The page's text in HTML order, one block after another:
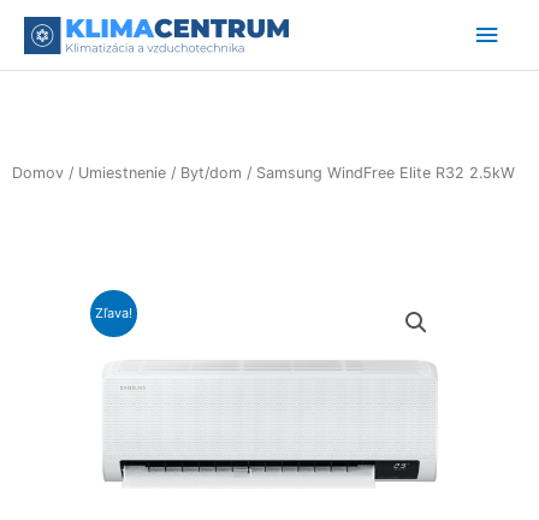
Domov / Umiestnenie / Byt/dom / Samsung WindFree Elite R32 2.5kW
Zľava!